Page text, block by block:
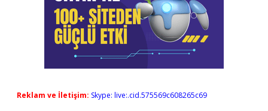
Reklam ve İletişim: Skype: live:.cid.575569c608265c69